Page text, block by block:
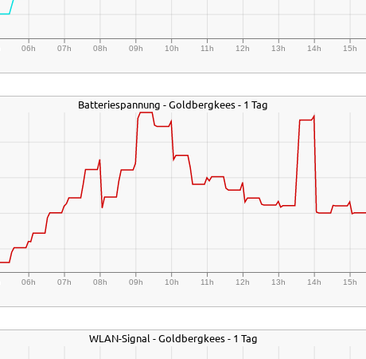
06h 07h 08h 09h 10h 11h 12h 13h 14h 15h
Batteriespannung - Goldbergkees - 1 Tag
06h 07h 08h 09h 10h 11h 12h 13h 14h 15h
WLAN-Signal - Goldbergkees - 1 Tag